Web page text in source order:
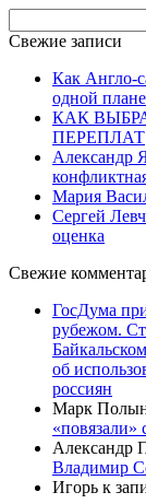
Свежие записи
Как Англо-
одной
КАК
ПЕРЕПЛАТ
Александр
Мария
Сергей
оценка
Свежие
ГосДума
рубежом.
об
россиян
Марк
«повязали»
Александр
Владимир
Игорь к